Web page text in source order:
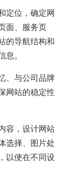
定位，确定网
面、服务页
的导航结构和
。
、与公司品牌
网站的稳定性
容，设计网站
选择、图片处
以便在不同设